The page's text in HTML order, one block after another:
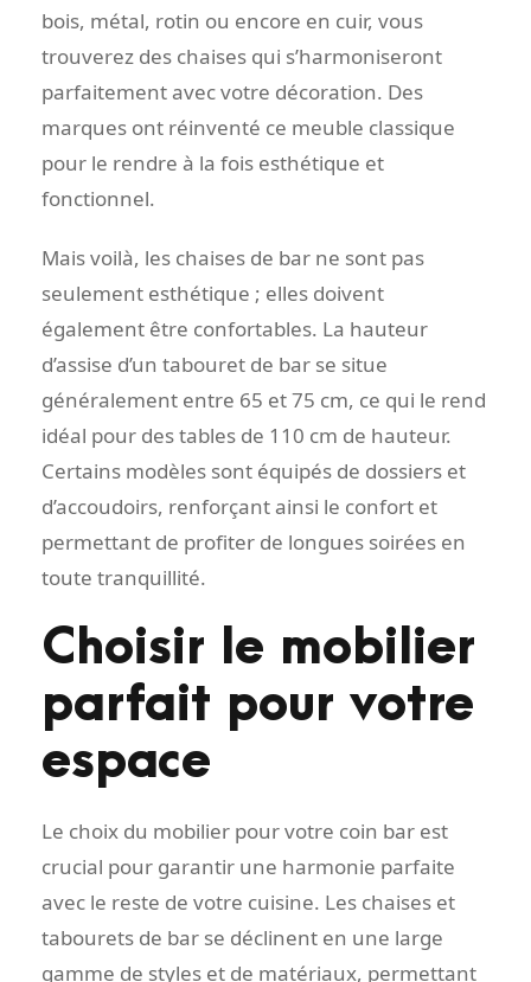
bois, métal, rotin ou encore en cuir, vous
trouverez des chaises qui s’harmoniseront
parfaitement avec votre décoration. Des
marques ont réinventé ce meuble classique
pour le rendre à la fois esthétique et
fonctionnel.
Mais voilà, les chaises de bar ne sont pas
seulement esthétique ; elles doivent
également être confortables. La hauteur
d’assise d’un tabouret de bar se situe
généralement entre 65 et 75 cm, ce qui le rend
idéal pour des tables de 110 cm de hauteur.
Certains modèles sont équipés de dossiers et
d’accoudoirs, renforçant ainsi le confort et
permettant de profiter de longues soirées en
toute tranquillité.
Choisir le mobilier
parfait pour votre
espace
Le choix du mobilier pour votre coin bar est
crucial pour garantir une harmonie parfaite
avec le reste de votre cuisine. Les chaises et
tabourets de bar se déclinent en une large
gamme de styles et de matériaux, permettant